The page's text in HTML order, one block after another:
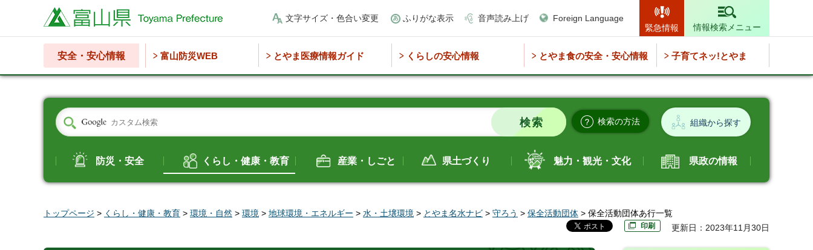
富山県 文字サイズ・色合い変更 ふりがな表示 音声読み上げ
Foreign Language
緊急情報
情報検索メニュー
安全・安心情報 富山防災WEB とやま医療情報ガイド くらしの安心情報 とやま食の安全・安心情報 子育てネッ!とやま
検索の方法 組織から探す
防災・安全 くらし・健康・教育 産業・しごと 県土づくり 魅力・観光・文化 県政の情報
トップページ > くらし・健康・教育 > 環境・自然 > 環境 > 地球環境・エネルギー > 水・土壌環境 > とやま名水ナビ > 守ろう > 保全活動団体 > 保全活動団体あ行一覧
印刷 更新日：2023年11月30日